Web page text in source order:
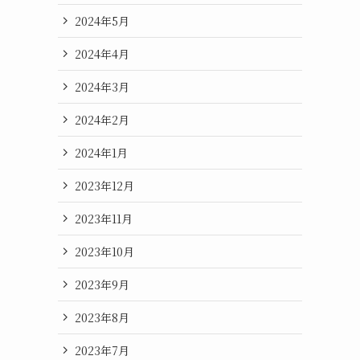
2024年5月
2024年4月
2024年3月
2024年2月
2024年1月
2023年12月
2023年11月
2023年10月
2023年9月
2023年8月
2023年7月